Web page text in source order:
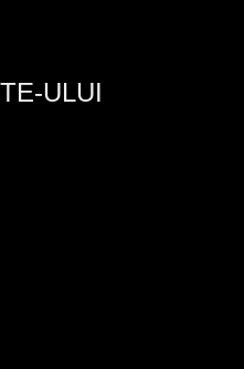
ULUI